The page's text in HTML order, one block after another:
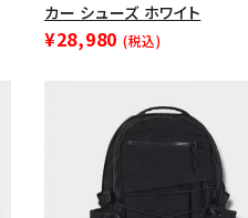
カー シューズ ホワイト
¥28,980 (税込)